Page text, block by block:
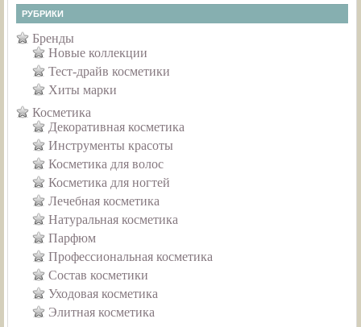
РУБРИКИ
Бренды
Новые коллекции
Тест-драйв косметики
Хиты марки
Косметика
Декоративная косметика
Инструменты красоты
Косметика для волос
Косметика для ногтей
Лечебная косметика
Натуральная косметика
Парфюм
Профессиональная косметика
Состав косметики
Уходовая косметика
Элитная косметика